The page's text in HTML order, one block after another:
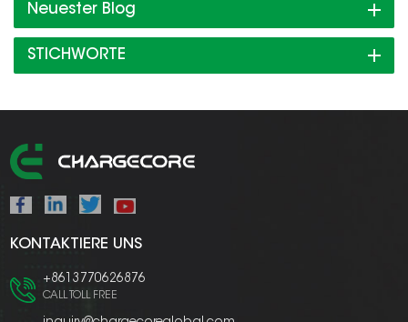
Neuester Blog
STICHWORTE
KONTAKTIERE UNS
+8613770626876
CALL TOLL FREE